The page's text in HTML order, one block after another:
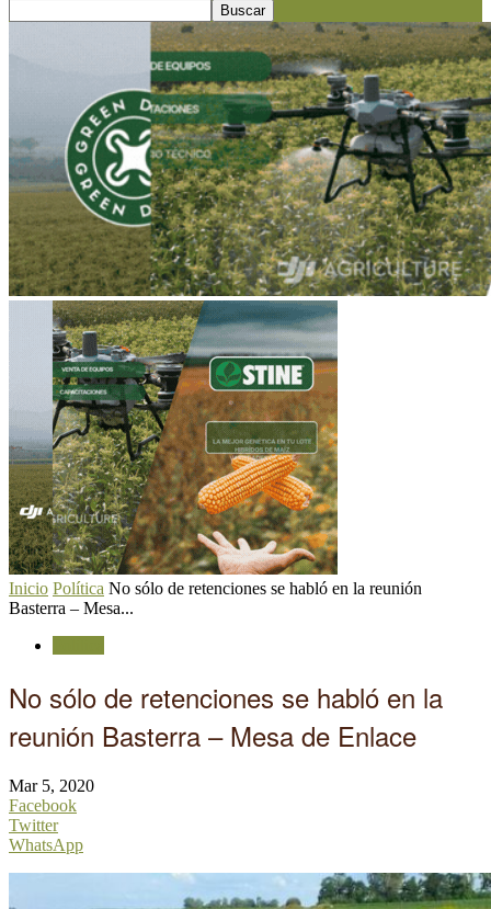
Inicio Política No sólo de retenciones se habló en la reunión
Basterra – Mesa...
No sólo de retenciones se habló en la
reunión Basterra – Mesa de Enlace
Mar 5, 2020
Facebook
Twitter
WhatsApp